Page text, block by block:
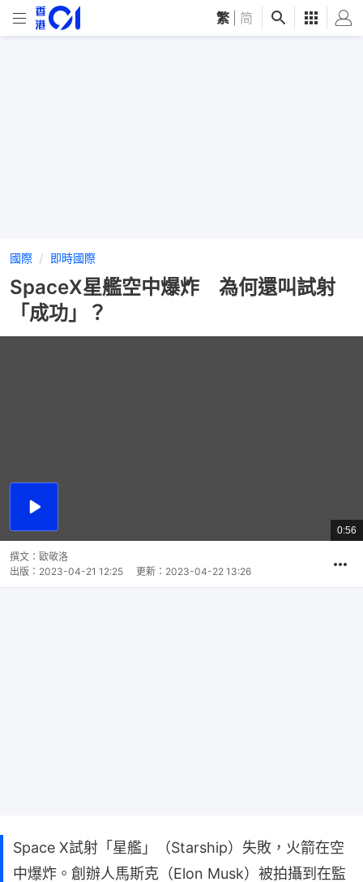
繁 简
國際 即時國際
SpaceX星艦空中爆炸 為何還叫試射
「成功」？
播
總
共
0:56
撰文： 歐敬洛
出版： 2023-04-21 12:25 更新： 2023-04-22 13:26
Space X試射「星艦」（Starship）失敗，火箭在空
中爆炸。創辦人馬斯克（Elon Musk）被拍攝到在監